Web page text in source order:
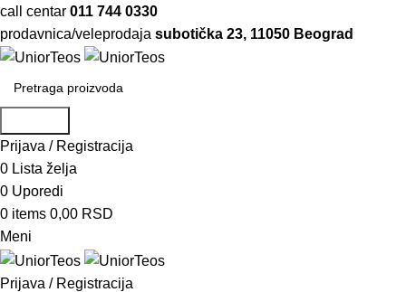
call centar 011 744 0330
prodavnica/veleprodaja subotička 23, 11050 Beograd
Prijava / Registracija
0 Lista želja
0 Uporedi
0 items 0,00 RSD
Meni
Prijava / Registracija